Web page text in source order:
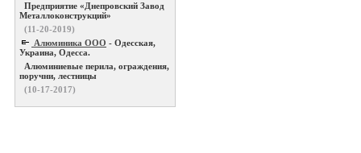
Предприятие «Днепровский Завод
Металлоконструкций»
(11-20-2019)
Алюминика ООО - Одесская,
Украина, Одесса.
Алюминиевые перила, ограждения,
поручни, лестницы
(10-17-2017)